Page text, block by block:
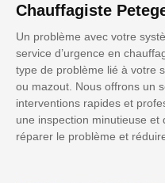
Chauffagiste
Un problème avec votre
service d’urgence en
type de problème lié à votre
ou mazout. Nous offrons un
interventions rapides et
une inspection minutieuse et
réparer le problème et